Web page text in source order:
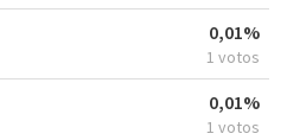
0,01%
1 votos
0,01%
1 votos